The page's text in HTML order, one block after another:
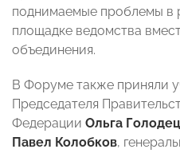
поднимаемые проблемы в
площадке ведомства
объединения.
В Форуме также приняли
Председателя
Федерации Ольга Голодец
Павел Колобков,